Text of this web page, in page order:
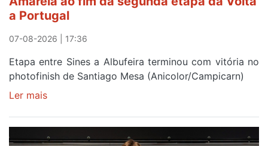
e
Elvas
a Portugal
07-08-2026 | 17:36
Etapa entre Sines a Albufeira terminou com vitória no
photofinish de Santiago Mesa (Anicolor/Campicarn)
Ler mais
Oliveira
é